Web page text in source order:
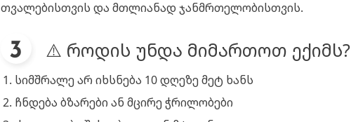
თვალებისთვის და მთლიანად ჯანმრთელობისთვის.
⚠️ როდის უნდა მიმართოთ ექიმს?
სიმშრალე არ იხსნება 10 დღეზე მეტ ხანს
ჩნდება ბზარები ან მცირე ჭრილობები